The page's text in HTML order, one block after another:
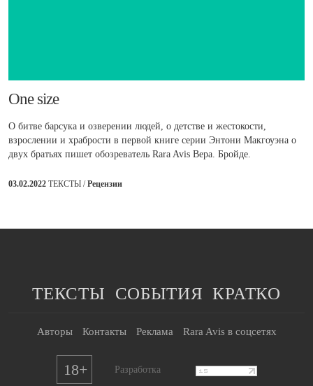
​One size
О битве барсука и озверении людей, о детстве и жестокости,
взрослении и храбрости в первой книге серии Энтони Макгоуэна о
двух братьях пишет обозреватель Rara Avis Вера. Бройде.
03.02.2022 ТЕКСТЫ /Рецензии
ТЕКСТЫ СОБЫТИЯ КРАТКО
Авторы Контакты Реклама Rara Avis в соцсетях
18+ Разработка